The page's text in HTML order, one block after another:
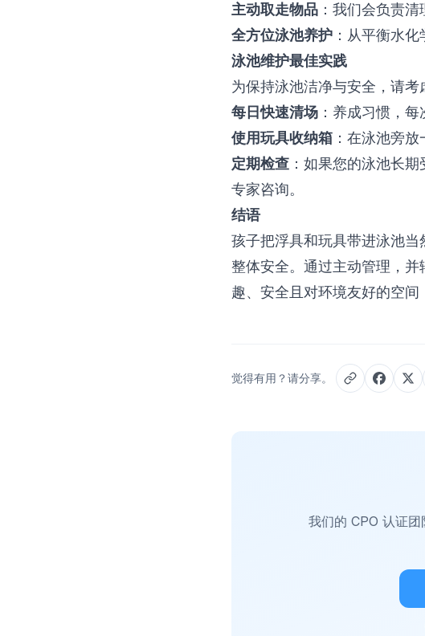
主动取走物品 ：我们会负责
全方位泳池养护 ：从平衡水
泳池维护最佳实践
为保持泳池洁净与安全，请考
每日快速清场 ：养成习惯，
使用玩具收纳箱 ：在泳池旁
定期检查 ：如果您的泳池长
专家咨询。
结语
孩子把浮具和玩具带进泳池
整体安全。通过主动管理，
趣、安全且对环境友好的空间
觉得有用？请分享。
我们的 CPO 认证